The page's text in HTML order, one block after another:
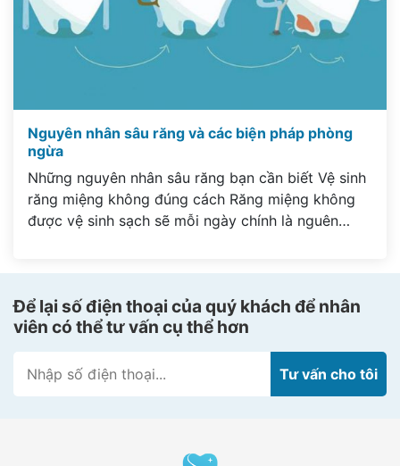
Nguyên nhân sâu răng và các biện pháp phòng
ngừa
Những nguyên nhân sâu răng bạn cần biết Vệ sinh
răng miệng không đúng cách Răng miệng không
được vệ sinh sạch sẽ mỗi ngày chính là nguên
Để lại số điện thoại của quý khách để nhân
viên có thể tư vấn cụ thể hơn